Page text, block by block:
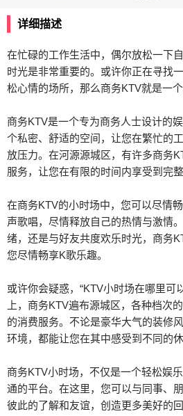
详细描述
在忙碌的工作生活中，偶尔放松一下
时光是非常重要的。或许你正在寻找
松心情的场所，那么商务KTV就是一个
商务KTV是一个专为商务人士设计的
个私密、舒适的空间，让您在繁忙的
放压力。在河源源城区，有许多商务
服务，让您在有限的时间内享受到完整
在商务KTV的小时场中，您可以尽情
声歌唱，尽情释放自己的热情与激情
绪，还是与好友共度欢乐时光，商务
您尽情畅享K歌乐趣。
或许你会疑惑，“KTV小时场在哪里可
上，商务KTV遍布源城区，各种档次
的消费服务。不论是豪华大气的装修
环境，都能让您在其中感受到不同的休
商务KTV小时场，不仅是一个轻松娱
通的平台。在这里，您可以与同事、
彼此的了解和友谊，创造更多美好的回